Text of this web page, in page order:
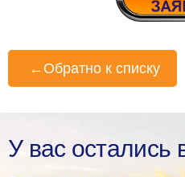
← Обратно к списку
У вас остались